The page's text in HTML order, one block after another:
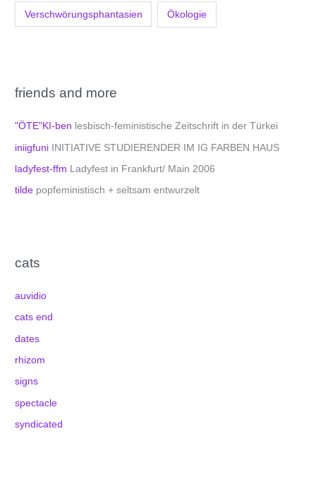
Verschwörungsphantasien Ökologie
friends and more
"ÖTE"KI-ben lesbisch-feministische Zeitschrift in der Türkei
iniigfuni INITIATIVE STUDIERENDER IM IG FARBEN HAUS
ladyfest-ffm Ladyfest in Frankfurt/ Main 2006
tilde popfeministisch + seltsam entwurzelt
cats
auvidio
cats end
dates
rhizom
signs
spectacle
syndicated